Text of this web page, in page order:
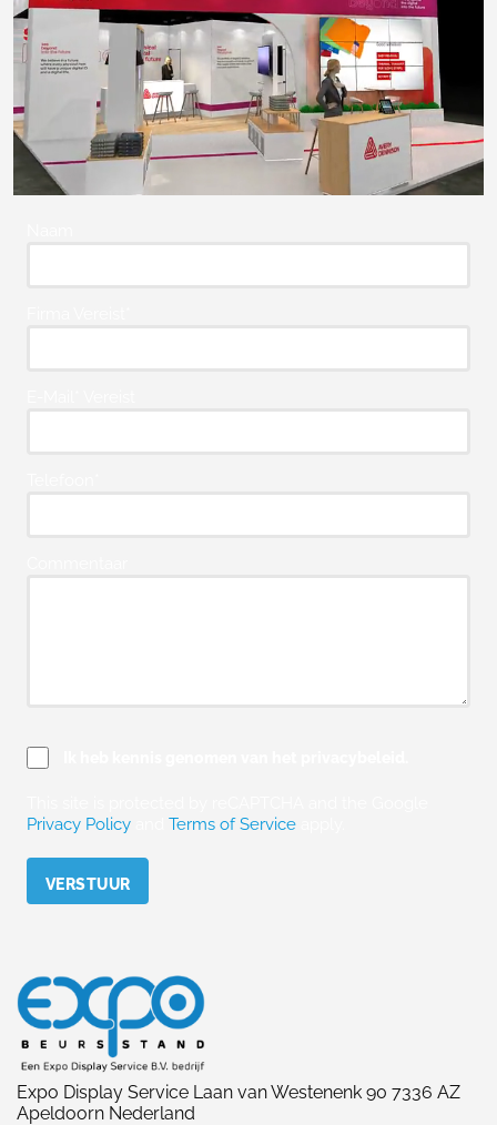
Privacy Policy
Terms of Service
Expo Display Service Laan van Westenenk 90 7336 AZ
Apeldoorn Nederland